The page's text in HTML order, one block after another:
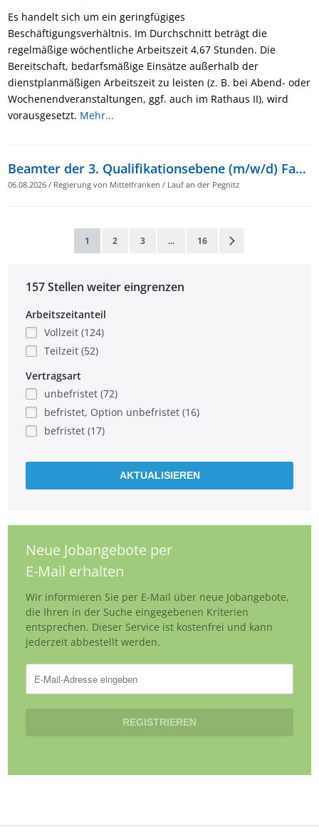
Es handelt sich um ein geringfügiges
Beschäftigungsverhältnis. Im Durchschnitt beträgt die
regelmäßige wöchentliche Arbeitszeit 4,67 Stunden. Die
Bereitschaft, bedarfsmäßige Einsätze außerhalb der
dienstplanmäßigen Arbeitszeit zu leisten (z. B. bei Abend- oder
Wochenendveranstaltungen, ggf. auch im Rathaus II), wird
vorausgesetzt. Mehr...
Beamter der 3. Qualifikationsebene (m/w/d) Fachlaufbahn Verwaltung und Finanzen bzw. Verwaltungsfachwirt, BL II (m/w/d) im Bereich „Bauordnung“ am Landratsamt Nürnberger Land
06.08.2026 / Regierung von Mittelfranken / Lauf an der Pegnitz
1 2 3 ... 16
157 Stellen weiter eingrenzen
Arbeitszeitanteil
Vollzeit (124)
Teilzeit (52)
Vertragsart
unbefristet (72)
befristet, Option unbefristet (16)
befristet (17)
AKTUALISIEREN
Neue Jobangebote per
E-Mail erhalten
Wir informieren Sie per E-Mail über neue Jobangebote,
die Ihren in der Suche eingegebenen Kriterien
entsprechen. Dieser Service ist kostenfrei und kann
jederzeit abbestellt werden.